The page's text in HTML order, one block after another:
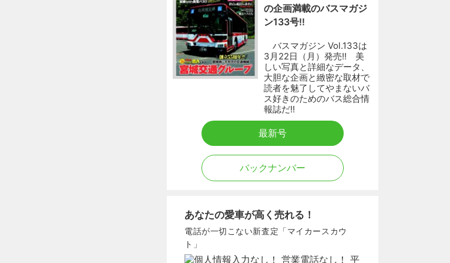
の企画満載のバスマガジ
ン133号!!
バスマガジン Vol.133は
3月22日（月）発売!! 美
しい写真と詳細なデータ、
大胆な企画と緻密な取材で
読者を魅了してやまないバ
ス好きのためのバス総合情
報誌だ!!
最新号
バックナンバー
あなたの愛車が高く売れる！
電話が一切こない新査定「マイカースカウ
ト」